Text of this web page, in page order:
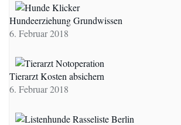
Hundeerziehung Grundwissen
6. Februar 2018
Tierarzt Kosten absichern
6. Februar 2018